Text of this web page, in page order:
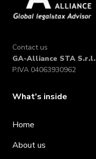
Contact us
GA-Alliance STA S.r.l.
P.IVA 04063930962
What's inside
Home
About us